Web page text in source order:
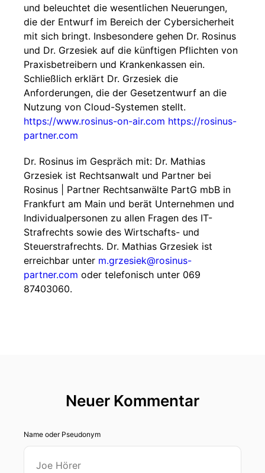
und beleuchtet die wesentlichen Neuerungen,
die der Entwurf im Bereich der Cybersicherheit
mit sich bringt. Insbesondere gehen Dr. Rosinus
und Dr. Grzesiek auf die künftigen Pflichten von
Praxisbetreibern und Krankenkassen ein.
Schließlich erklärt Dr. Grzesiek die
Anforderungen, die der Gesetzentwurf an die
Nutzung von Cloud-Systemen stellt.
https://www.rosinus-on-air.com https://rosinus-
partner.com
Dr. Rosinus im Gespräch mit: Dr. Mathias
Grzesiek ist Rechtsanwalt und Partner bei
Rosinus | Partner Rechtsanwälte PartG mbB in
Frankfurt am Main und berät Unternehmen und
Individualpersonen zu allen Fragen des IT-
Strafrechts sowie des Wirtschafts- und
Steuerstrafrechts. Dr. Mathias Grzesiek ist
erreichbar unter m.grzesiek@rosinus-
partner.com oder telefonisch unter 069
87403060.
Neuer Kommentar
Name oder Pseudonym